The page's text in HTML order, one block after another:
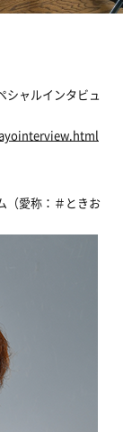
シャルインタビュ
（愛称：＃ときお